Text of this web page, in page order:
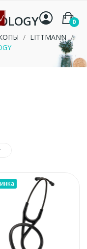
0
LITTMANN